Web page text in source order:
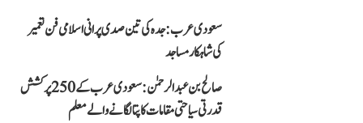
سعودی عرب: جدہ کی تین صدی پرانی اسلامی فن تعمیر
کی شاہکار مساجد
صالح بن عبد الرحمٰن: سعودی عرب کے 250 پرکشش
قدرتی سیاحتی مقامات کا پتا لگانے والے معلم